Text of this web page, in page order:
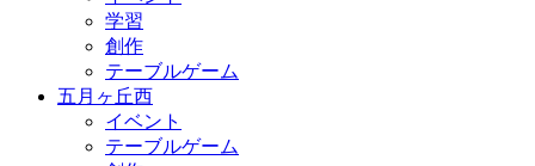
学習
創作
テーブルゲーム
五月ヶ丘西
イベント
テーブルゲーム